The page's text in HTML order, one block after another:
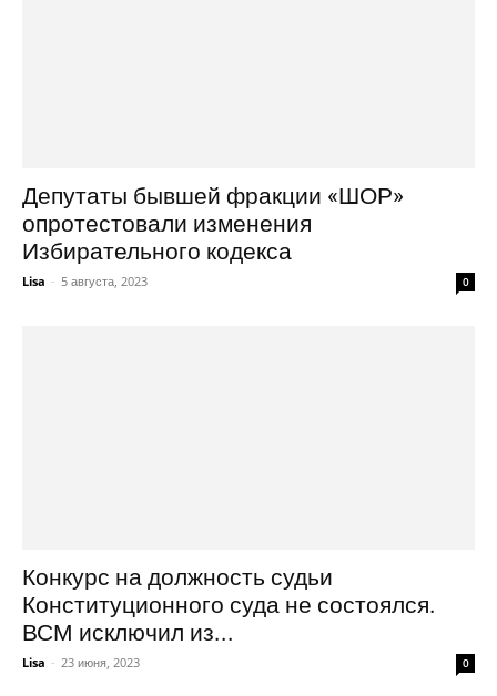
Депутаты бывшей фракции «ШОР»
опротестовали изменения
Избирательного кодекса
Lisa - 5 августа, 2023 0
Конкурс на должность судьи
Конституционного суда не состоялся.
ВСМ исключил из...
Lisa - 23 июня, 2023 0